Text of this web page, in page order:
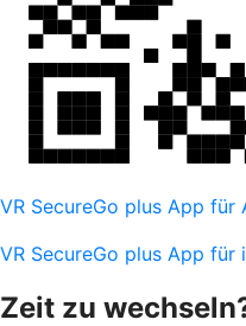
VR SecureGo plus App für
VR SecureGo plus App für
Zeit zu